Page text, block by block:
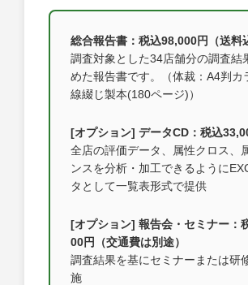
総合報告書：税込98,000円（送料
調査対象とした34店舗分の調査結
めた報告書です。（体裁：A4判カ
線綴じ製本(180ページ)）
[オプション] データCD：税込
全店の評価データ、属性クロス、
ンスを分析・加工できるように
タとして一覧表形式で提供
[オプション] 報告会・セミナー：
00円（交通費は別途）
調査結果を基にセミナーまたは研
施